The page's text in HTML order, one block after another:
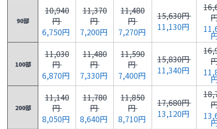
90部
10,940
円
6,750円
11,370
円
7,200円
11,480
円
7,270円
15,630円
11,130円
100部
11,030
円
6,870円
11,480
円
7,330円
11,590
円
7,400円
15,830円
11,340円
200部
11,140
円
8,050円
11,780
円
8,640円
11,850
円
8,710円
17,680円
13,120円